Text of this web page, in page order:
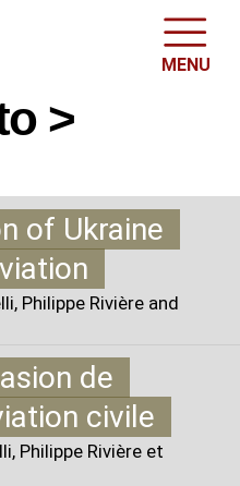
MENU
>
of Ukraine
Philippe Rivière and
de
civile
Philippe Rivière et